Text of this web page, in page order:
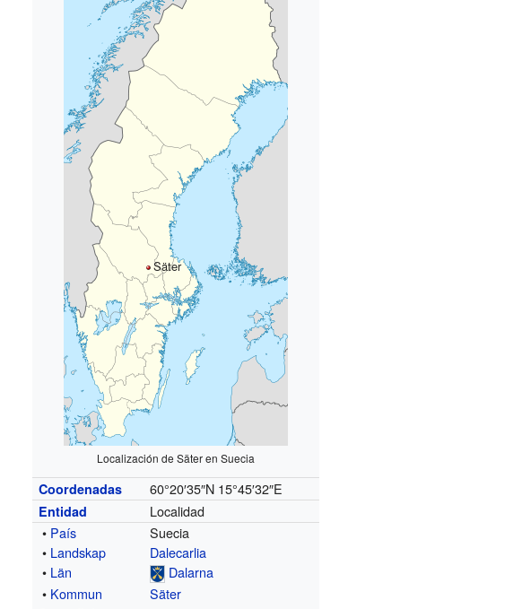
Säter
Localización de Säter en Suecia
Coordenadas 60°20′35″N 15°45′32″E
Entidad
Localidad
• País
Suecia
• Landskap
Dalecarlia
• Län
Dalarna
• Kommun Säter